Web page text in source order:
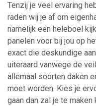
Tenzij je veel ervaring
raden wij je af om
namelijk een heleboel
panelen voor bij jou op
exact die deskundige
uiteraard vanwege de
allemaal soorten daken
moet worden. Kies je
gaan dan zal je te